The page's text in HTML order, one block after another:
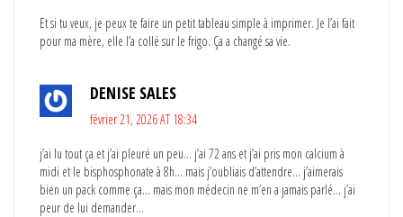
Et si tu veux, je peux te faire un petit tableau simple à imprimer. Je l’ai fait
pour ma mère, elle l’a collé sur le frigo. Ça a changé sa vie.
DENISE SALES
février 21, 2026 AT 18:34
j’ai lu tout ça et j’ai pleuré un peu… j’ai 72 ans et j’ai pris mon calcium à
midi et le bisphosphonate à 8h… mais j’oubliais d’attendre… j’aimerais
bien un pack comme ça… mais mon médecin ne m’en a jamais parlé… j’ai
peur de lui demander…